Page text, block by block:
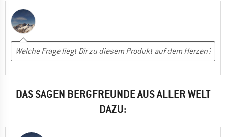
DAS SAGEN BERGFREUNDE AUS ALLER WELT
DAZU: